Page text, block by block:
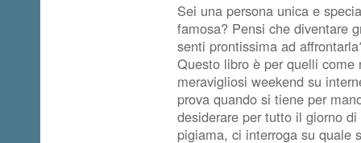
Sei una persona unica e
famosa? Pensi che diventare
senti prontissima ad
Questo libro è per quelli
meravigliosi weekend su
prova quando si tiene per
desiderare per tutto il giorno
pigiama, ci interroga su quale